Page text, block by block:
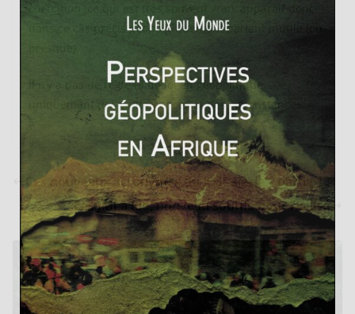
coercition (ce qui est très souvent vrai), apparaît donc
dans ce cas précis géopolitiquement parlant inutile (ou
presque).
Il n’y a pas de règle ni de loi en géopolitique,
uniquement des contingences et des circonstances.
Ces nouveaux acronymes du XXI° siècle – partie 1 :
Les JMJ à Rio, nouveau souffle pour l’Eglise